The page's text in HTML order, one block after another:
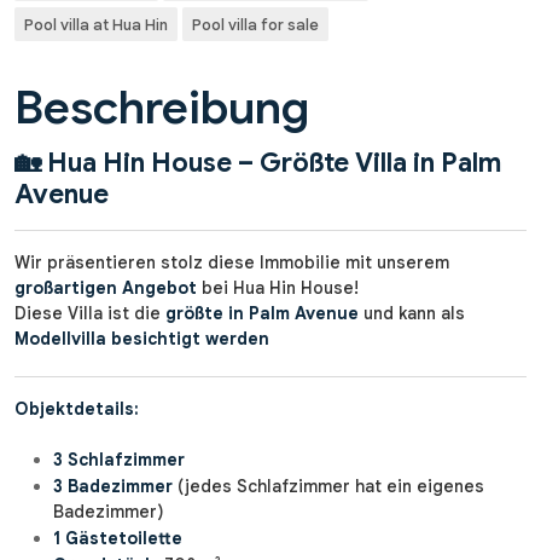
Pool villa at Hua Hin
Pool villa for sale
Beschreibung
🏡 Hua Hin House – Größte Villa in Palm
Avenue
Wir präsentieren stolz diese Immobilie mit unserem
großartigen Angebot bei Hua Hin House!
Diese Villa ist die größte in Palm Avenue und kann als
Modellvilla besichtigt werden
Objektdetails:
3 Schlafzimmer
3 Badezimmer (jedes Schlafzimmer hat ein eigenes
Badezimmer)
1 Gästetoilette